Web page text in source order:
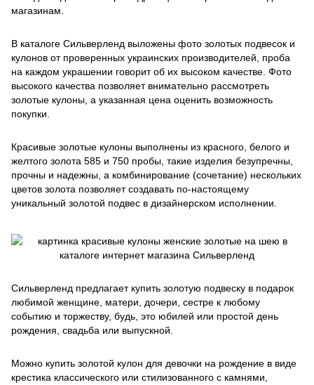
магазинам.
В каталоге Сильверленд выложены фото золотых подвесок и
кулонов от проверенных украинских производителей, проба
на каждом украшении говорит об их высоком качестве. Фото
высокого качества позволяет внимательно рассмотреть
золотые кулоны, а указанная цена оценить возможность
покупки.
Красивые золотые кулоны выполнены из красного, белого и
желтого золота 585 и 750 пробы, такие изделия безупречны,
прочны и надежны, а комбинирование (сочетание) нескольких
цветов золота позволяет создавать по-настоящему
уникальный золотой подвес в дизайнерском исполнении.
Сильверленд предлагает купить золотую подвеску в подарок
любимой женщине, матери, дочери, сестре к любому
событию и торжеству, будь, это юбилей или простой день
рождения, свадьба или выпускной.
Можно купить золотой кулон для девочки на рождение в виде
крестика классического или стилизованного с камнями,